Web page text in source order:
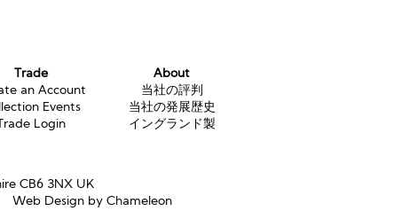
Trade
an Account
Events
Login
About
当社の評判
当社の発展歴史
イングランド製
CB6 3NX UK
Web Design by Chameleon